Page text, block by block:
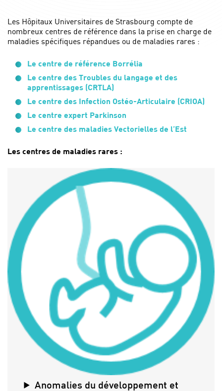
Les Hôpitaux Universitaires de Strasbourg compte de
nombreux centres de référence dans la prise en charge de
maladies spécifiques répandues ou de maladies rares :
Le centre de référence Borrélia
Le centre des Troubles du langage et des
apprentissages (CRTLA)
Le centre des Infection Ostéo-Articulaire (CRIOA)
Le centre expert Parkinson
Le centre des maladies Vectorielles de l’Est
Les centres de maladies rares :
Anomalies du développement et